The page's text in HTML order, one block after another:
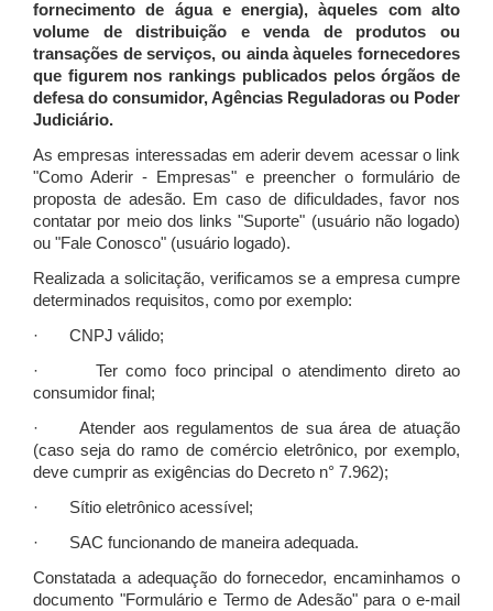
fornecimento de água e energia), àqueles com alto
volume de distribuição e venda de produtos ou
transações de serviços, ou ainda àqueles fornecedores
que figurem nos rankings publicados pelos órgãos de
defesa do consumidor, Agências Reguladoras ou Poder
Judiciário.
As empresas interessadas em aderir devem acessar o link
"Como Aderir - Empresas" e preencher o formulário de
proposta de adesão. Em caso de dificuldades, favor nos
contatar por meio dos links "Suporte" (usuário não logado)
ou "Fale Conosco" (usuário logado).
Realizada a solicitação, verificamos se a empresa cumpre
determinados requisitos, como por exemplo:
· CNPJ válido;
· Ter como foco principal o atendimento direto ao
consumidor final;
· Atender aos regulamentos de sua área de atuação
(caso seja do ramo de comércio eletrônico, por exemplo,
deve cumprir as exigências do Decreto n° 7.962);
· Sítio eletrônico acessível;
· SAC funcionando de maneira adequada.
Constatada a adequação do fornecedor, encaminhamos o
documento "Formulário e Termo de Adesão" para o e-mail